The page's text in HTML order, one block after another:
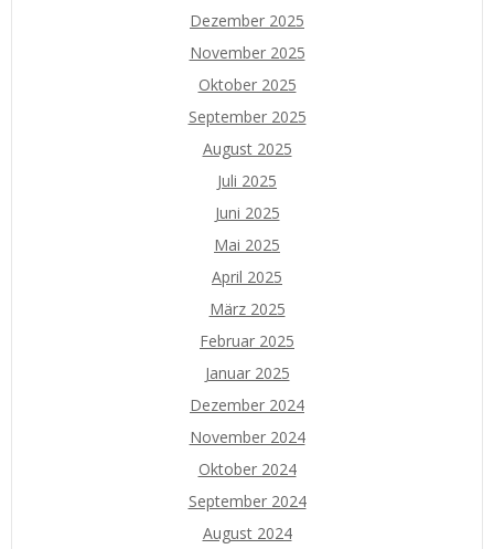
Dezember 2025
November 2025
Oktober 2025
September 2025
August 2025
Juli 2025
Juni 2025
Mai 2025
April 2025
März 2025
Februar 2025
Januar 2025
Dezember 2024
November 2024
Oktober 2024
September 2024
August 2024